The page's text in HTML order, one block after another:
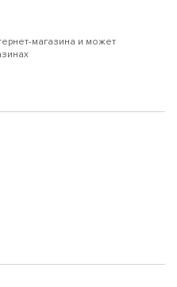
магазина и может